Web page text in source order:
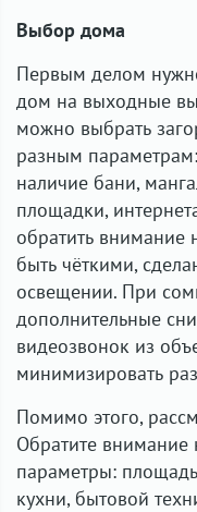
Выбор дома
Первым делом
дом на выходные вы
можно выбрать
разным
наличие бани,
площадки,
обратить
быть чёткими,
освещении. При
дополнительные
видеозвонок из
минимизировать
Помимо этого,
Обратите
параметры:
кухни, бытовой